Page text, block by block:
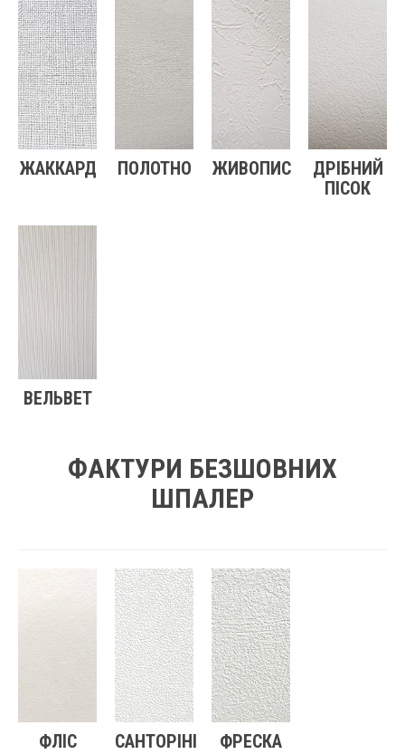
ЖАККАРД ПОЛОТНО ЖИВОПИС
ДРІБНИЙ
ПІСОК
ВЕЛЬВЕТ
ФАКТУРИ БЕЗШОВНИХ
ШПАЛЕР
ФЛІС САНТОРІНІ ФРЕСКА